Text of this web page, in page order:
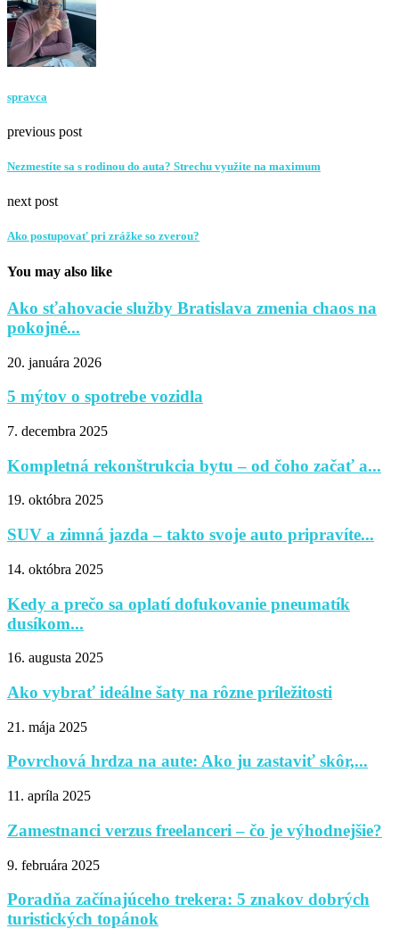
spravca
previous post
Nezmestíte sa s rodinou do auta? Strechu využite na maximum
next post
Ako postupovať pri zrážke so zverou?
You may also like
Ako sťahovacie služby Bratislava zmenia chaos na
pokojné...
20. januára 2026
5 mýtov o spotrebe vozidla
7. decembra 2025
Kompletná rekonštrukcia bytu – od čoho začať a...
19. októbra 2025
SUV a zimná jazda – takto svoje auto pripravíte...
14. októbra 2025
Kedy a prečo sa oplatí dofukovanie pneumatík
dusíkom...
16. augusta 2025
Ako vybrať ideálne šaty na rôzne príležitosti
21. mája 2025
Povrchová hrdza na aute: Ako ju zastaviť skôr,...
11. apríla 2025
Zamestnanci verzus freelanceri – čo je výhodnejšie?
9. februára 2025
Poradňa začínajúceho trekera: 5 znakov dobrých
turistických topánok